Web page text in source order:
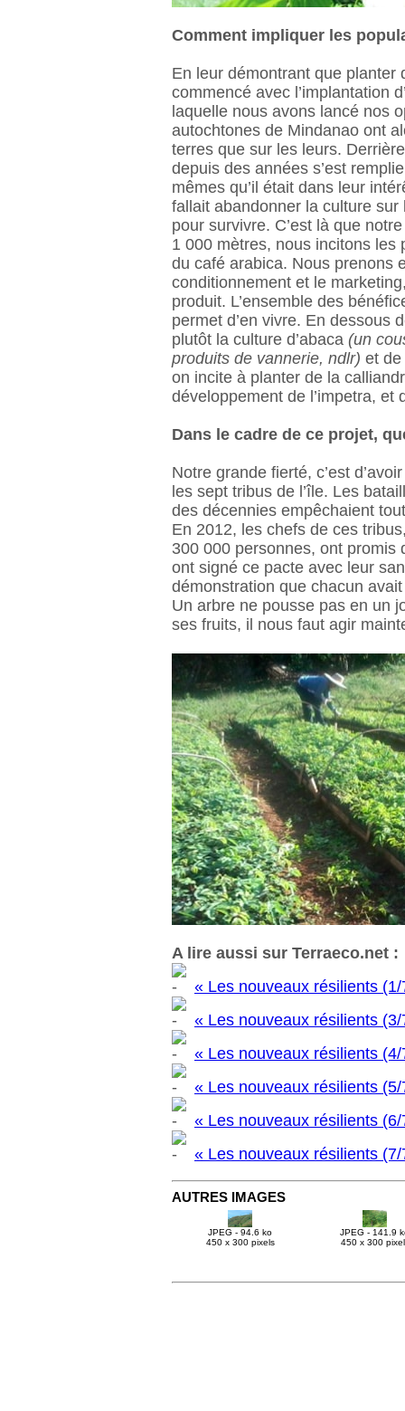
Comment impliquer les
En leur démontrant que planter
commencé avec l’implantation
laquelle nous avons lancé nos
autochtones de Mindanao ont
terres que sur les leurs.
depuis des années s’est
mêmes qu’il était dans leur
fallait abandonner la culture
pour survivre. C’est là que
1 000 mètres, nous incitons les
du café arabica. Nous prenons
conditionnement et le
produit. L’ensemble des
permet d’en vivre. En dessous
plutôt la culture d’abaca (un
produits de vannerie, ndlr) et
on incite à planter de la
développement de l’impetra, et
Dans le cadre de ce projet,
Notre grande fierté, c’est
les sept tribus de l’île. Les
des décennies empêchaient
En 2012, les chefs de ces
300 000 personnes, ont promis
ont signé ce pacte avec leur
démonstration que chacun
Un arbre ne pousse pas en un
ses fruits, il nous faut agir
A lire aussi sur Terraeco.net :
« Les nouveaux résilients
« Les nouveaux résilients
« Les nouveaux résilients
« Les nouveaux résilients
« Les nouveaux résilients
« Les nouveaux résilients
AUTRES IMAGES
JPEG - 94.6 ko
450 x 300 pixels
JPEG - 141.9
450 x 300